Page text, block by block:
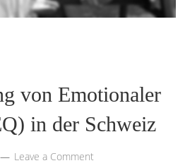
von Emotionaler
in der Schweiz
Leave a Comment